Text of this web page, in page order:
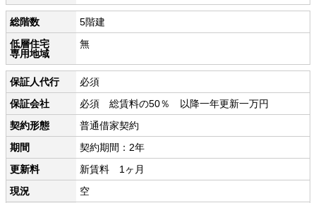
総階数
5階建
低層住宅
専用地域
無
保証人代行
必須
保証会社
必須 総賃料の50％ 以降一年更新一万円
契約形態
普通借家契約
期間
契約期間：2年
更新料
新賃料 1ヶ月
現況
空